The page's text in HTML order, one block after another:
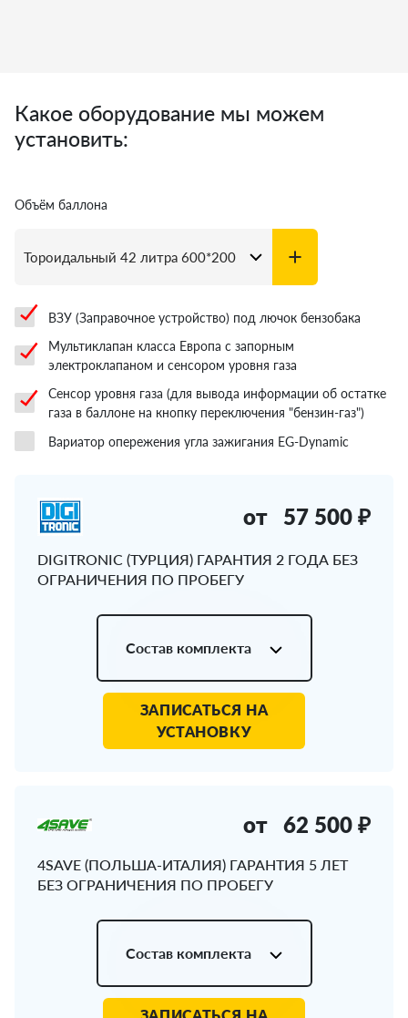
Какое оборудование мы можем
установить:
Объём баллона
ВЗУ (Заправочное устройство) под лючок бензобака
Мультиклапан класса Европа с запорным
электроклапаном и сенсором уровня газа
Сенсор уровня газа (для вывода информации об остатке
газа в баллоне на кнопку переключения "бензин-газ")
Вариатор опережения угла зажигания EG-Dynamic
DIGITRONIC (ТУРЦИЯ) ГАРАНТИЯ 2 ГОДА БЕЗ
ОГРАНИЧЕНИЯ ПО ПРОБЕГУ
от 57 500 ₽
Состав комплекта
ЗАПИСАТЬСЯ НА
УСТАНОВКУ
4SAVE (ПОЛЬША-ИТАЛИЯ) ГАРАНТИЯ 5 ЛЕТ
БЕЗ ОГРАНИЧЕНИЯ ПО ПРОБЕГУ
от 62 500 ₽
Состав комплекта